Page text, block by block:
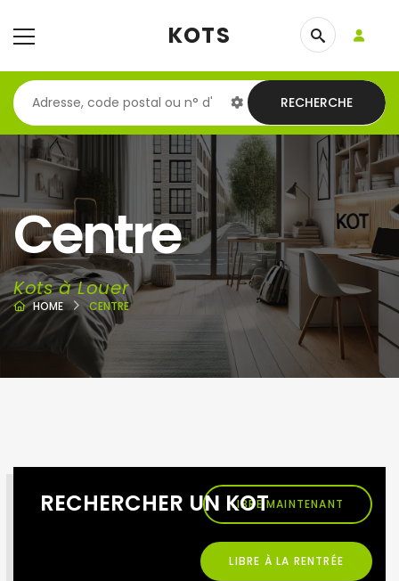
KOTS
RECHERCHE
Centre
Kots à Louer
HOME CENTRE
RECHERCHER UN KOTLIBRE MAINTENANT
LIBRE À LA RENTRÉE